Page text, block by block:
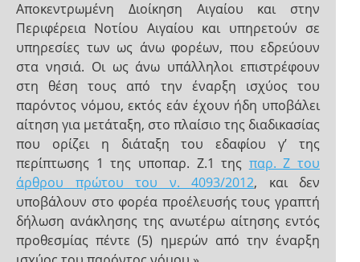
Αποκεντρωμένη Διοίκηση Αιγαίου και στην
Περιφέρεια Νοτίου Αιγαίου και υπηρετούν σε
υπηρεσίες των ως άνω φορέων, που εδρεύουν
στα νησιά. Οι ως άνω υπάλληλοι επιστρέφουν
στη θέση τους από την έναρξη ισχύος του
παρόντος νόμου, εκτός εάν έχουν ήδη υποβάλει
αίτηση για μετάταξη, στο πλαίσιο της διαδικασίας
που ορίζει η διάταξη του εδαφίου γ’ της
περίπτωσης 1 της υποπαρ. Ζ.1 της παρ. Ζ του
άρθρου πρώτου του ν. 4093/2012, και δεν
υποβάλουν στο φορέα προέλευσής τους γραπτή
δήλωση ανάκλησης της ανωτέρω αίτησης εντός
προθεσμίας πέντε (5) ημερών από την έναρξη